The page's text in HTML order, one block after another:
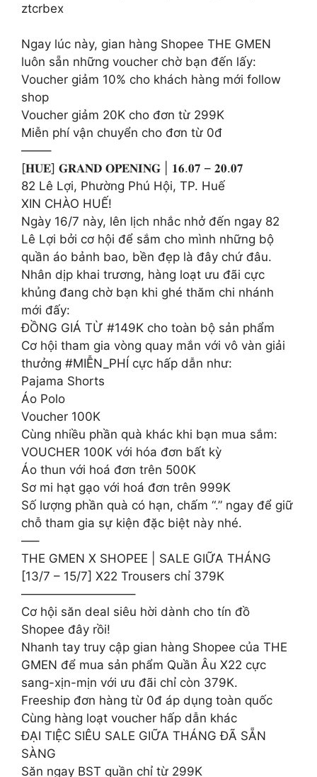
ztcrbex
Ngay lúc này, gian hàng Shopee THE GMEN
luôn sẵn những voucher chờ bạn đến lấy:
Voucher giảm 10% cho khách hàng mới follow
shop
Voucher giảm 20K cho đơn từ 299K
Miễn phí vận chuyển cho đơn từ 0đ
——–
[𝐇𝐔𝐄] 𝐆𝐑𝐀𝐍𝐃 𝐎𝐏𝐄𝐍𝐈𝐍𝐆 | 𝟏𝟔.𝟎𝟕 – 𝟐𝟎.𝟎𝟕
82 Lê Lợi, Phường Phú Hội, TP. Huế
XIN CHÀO HUẾ!
Ngày 16/7 này, lên lịch nhắc nhở đến ngay 82
Lê Lợi bởi cơ hội để sắm cho mình những bộ
quần áo bảnh bao, bền đẹp là đây chứ đâu.
Nhân dịp khai trương, hàng loạt ưu đãi cực
khủng đang chờ bạn khi ghé thăm chi nhánh
mới đấy:
ĐỒNG GIÁ TỪ #149K cho toàn bộ sản phẩm
Cơ hội tham gia vòng quay mắn với vô vàn giải
thưởng #MIỄN_PHÍ cực hấp dẫn như:
Pajama Shorts
Áo Polo
Voucher 100K
Cùng nhiều phần quà khác khi bạn mua sắm:
VOUCHER 100K với hóa đơn bất kỳ
Áo thun với hoá đơn trên 500K
Sơ mi hạt gạo với hoá đơn trên 999K
Số lượng phần quà có hạn, chấm “.” ngay để giữ
chỗ tham gia sự kiện đặc biệt này nhé.
—–
THE GMEN X SHOPEE | SALE GIỮA THÁNG
[13/7 – 15/7] X22 Trousers chỉ 379K
————————‌—–
Cơ hội săn deal siêu hời dành cho tín đồ
Shopee đây rồi!
Nhanh tay truy cập gian hàng Shopee của THE
GMEN để mua sản phẩm Quần Âu X22 cực
sang-xịn-mịn với ưu đãi chỉ còn 379K.
Freeship đơn hàng từ 0đ áp dụng toàn quốc
Cùng hàng loạt voucher hấp dẫn khác
ĐẠI TIỆC SIÊU SALE GIỮA THÁNG ĐÃ SẴN
SÀNG
Săn ngay BST quần chỉ từ 299K